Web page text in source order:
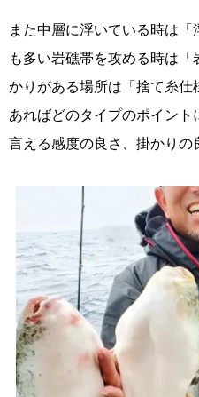
また中層に浮いている時は
も多い岩礁帯を攻める時は
かりがある場所は「捨て糸
あればどのタイプのポイン
言える感度の良さ、掛かりの